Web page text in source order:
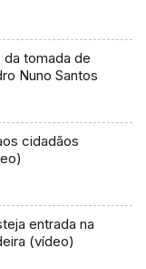
da tomada de
Nuno Santos
cidadãos
entrada na
(vídeo)